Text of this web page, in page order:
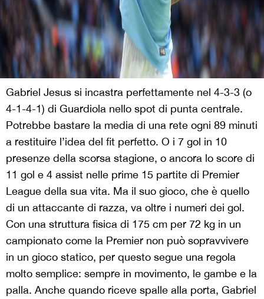
Gabriel Jesus si incastra perfettamente nel 4-3-3 (o
4-1-4-1) di Guardiola nello spot di punta centrale.
Potrebbe bastare la media di una rete ogni 89 minuti
a restituire l’idea del fit perfetto. O i 7 gol in 10
presenze della scorsa stagione, o ancora lo score di
11 gol e 4 assist nelle prime 15 partite di Premier
League della sua vita. Ma il suo gioco, che è quello
di un attaccante di razza, va oltre i numeri dei gol.
Con una struttura fisica di 175 cm per 72 kg in un
campionato come la Premier non può sopravvivere
in un gioco statico, per questo segue una regola
molto semplice: sempre in movimento, le gambe e la
palla. Anche quando riceve spalle alla porta, Gabriel